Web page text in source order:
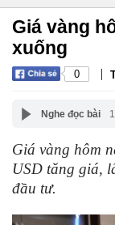
Giá vàng
xuống
0 |
Nghe đọc bài
Giá vàng hôm
USD tăng giá,
đầu tư.